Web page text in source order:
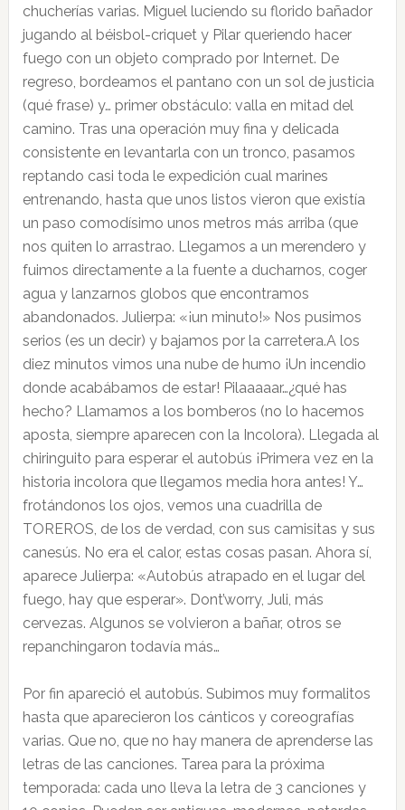
chucherías varias. Miguel luciendo su florido bañador
jugando al béisbol-criquet y Pilar queriendo hacer
fuego con un objeto comprado por Internet. De
regreso, bordeamos el pantano con un sol de justicia
(qué frase) y… primer obstáculo: valla en mitad del
camino. Tras una operación muy fina y delicada
consistente en levantarla con un tronco, pasamos
reptando casi toda le expedición cual marines
entrenando, hasta que unos listos vieron que existía
un paso comodísimo unos metros más arriba (que
nos quiten lo arrastrao. Llegamos a un merendero y
fuimos directamente a la fuente a ducharnos, coger
agua y lanzarnos globos que encontramos
abandonados. Julierpa: «¡un minuto!» Nos pusimos
serios (es un decir) y bajamos por la carretera.A los
diez minutos vimos una nube de humo ¡Un incendio
donde acabábamos de estar! Pilaaaaar…¿qué has
hecho? Llamamos a los bomberos (no lo hacemos
aposta, siempre aparecen con la Incolora). Llegada al
chiringuito para esperar el autobús ¡Primera vez en la
historia incolora que llegamos media hora antes! Y…
frotándonos los ojos, vemos una cuadrilla de
TOREROS, de los de verdad, con sus camisitas y sus
canesús. No era el calor, estas cosas pasan. Ahora sí,
aparece Julierpa: «Autobús atrapado en el lugar del
fuego, hay que esperar». Dont’worry, Juli, más
cervezas. Algunos se volvieron a bañar, otros se
repanchingaron todavía más…
Por fin apareció el autobús. Subimos muy formalitos
hasta que aparecieron los cánticos y coreografías
varias. Que no, que no hay manera de aprenderse las
letras de las canciones. Tarea para la próxima
temporada: cada uno lleva la letra de 3 canciones y